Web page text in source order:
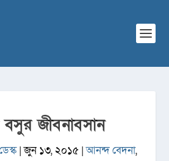
জীবনাবসান
|জুন ১৩, ২০১৫ |আনন্দ বেদনা,